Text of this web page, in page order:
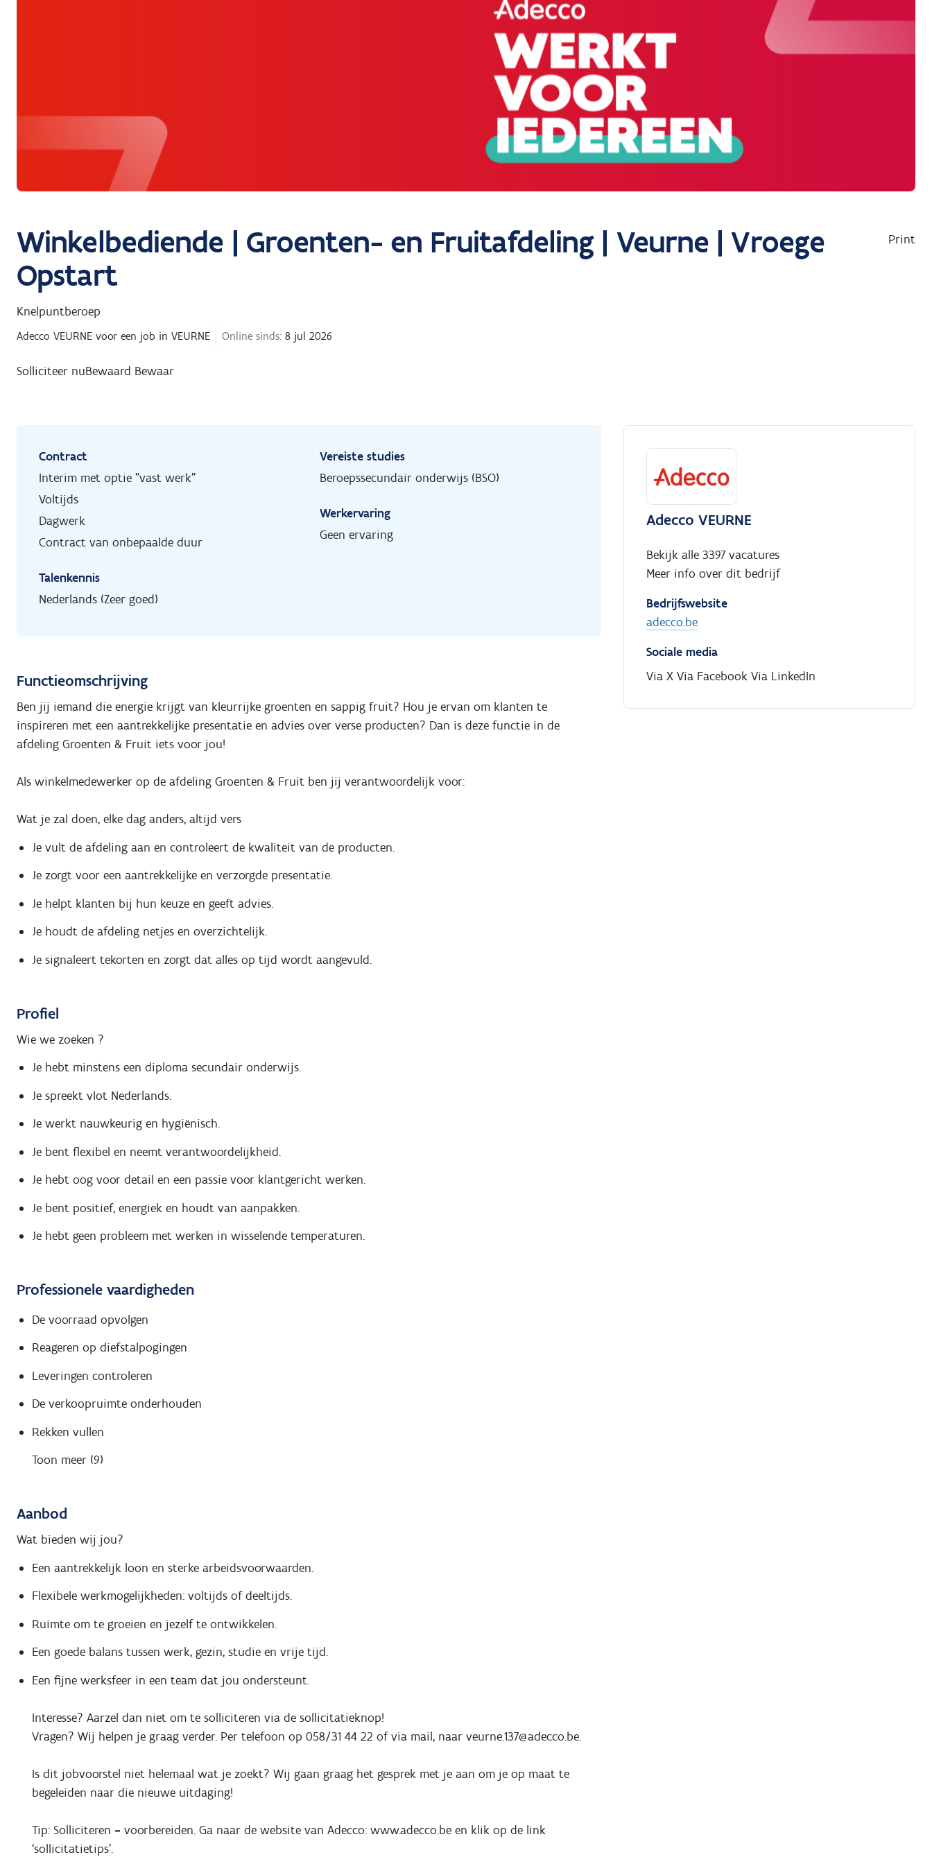
Winkelbediende | Groenten- en Fruitafdeling | Veurne | Vroege
Opstart
Knelpuntberoep
Print
Adecco VEURNE voor een job in VEURNE Online sinds: 8 jul 2026
Solliciteer nuBewaard Bewaar
Contract
Interim met optie "vast werk"
Voltijds
Dagwerk
Contract van onbepaalde duur
Talenkennis
Nederlands (Zeer goed)
Vereiste studies
Beroepssecundair onderwijs (BSO)
Werkervaring
Geen ervaring
Functieomschrijving
Ben jij iemand die energie krijgt van kleurrijke groenten en sappig fruit? Hou je ervan om klanten te
inspireren met een aantrekkelijke presentatie en advies over verse producten? Dan is deze functie in de
afdeling Groenten & Fruit iets voor jou!
Als winkelmedewerker op de afdeling Groenten & Fruit ben jij verantwoordelijk voor:
Wat je zal doen, elke dag anders, altijd vers
Je vult de afdeling aan en controleert de kwaliteit van de producten.
Je zorgt voor een aantrekkelijke en verzorgde presentatie.
Je helpt klanten bij hun keuze en geeft advies.
Je houdt de afdeling netjes en overzichtelijk.
Je signaleert tekorten en zorgt dat alles op tijd wordt aangevuld.
Profiel
Wie we zoeken ?
Je hebt minstens een diploma secundair onderwijs.
Je spreekt vlot Nederlands.
Je werkt nauwkeurig en hygiënisch.
Je bent flexibel en neemt verantwoordelijkheid.
Je hebt oog voor detail en een passie voor klantgericht werken.
Je bent positief, energiek en houdt van aanpakken.
Je hebt geen probleem met werken in wisselende temperaturen.
Professionele vaardigheden
De voorraad opvolgen
Reageren op diefstalpogingen
Leveringen controleren
De verkoopruimte onderhouden
Rekken vullen
Toon meer (9)
Aanbod
Wat bieden wij jou?
Een aantrekkelijk loon en sterke arbeidsvoorwaarden.
Flexibele werkmogelijkheden: voltijds of deeltijds.
Ruimte om te groeien en jezelf te ontwikkelen.
Een goede balans tussen werk, gezin, studie en vrije tijd.
Een fijne werksfeer in een team dat jou ondersteunt.
Interesse? Aarzel dan niet om te solliciteren via de sollicitatieknop!
Vragen? Wij helpen je graag verder. Per telefoon op 058/31 44 22 of via mail, naar veurne.137@adecco.be.
Is dit jobvoorstel niet helemaal wat je zoekt? Wij gaan graag het gesprek met je aan om je op maat te
begeleiden naar die nieuwe uitdaging!
Tip: Solliciteren = voorbereiden. Ga naar de website van Adecco: www.adecco.be en klik op de link
‘sollicitatietips'.
Adecco VEURNE
Bekijk alle 3397 vacatures
Meer info over dit bedrijf
Bedrijfswebsite
adecco.be
Sociale media
Via X Via Facebook Via LinkedIn